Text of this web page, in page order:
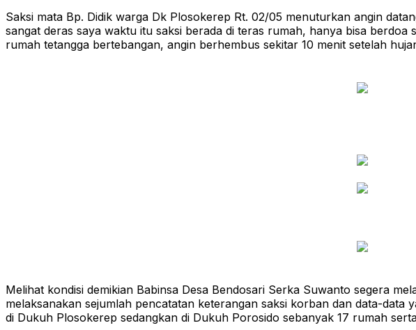
Saksi mata Bp. Didik warga Dk Plosokerep Rt. 02/05 menuturkan angin
sangat deras saya waktu itu saksi berada di teras rumah, hanya bisa
rumah tetangga bertebangan, angin berhembus sekitar 10 menit setelah
Melihat kondisi demikian Babinsa Desa Bendosari Serka Suwanto segera
melaksanakan sejumlah pencatatan keterangan saksi korban dan data-
di Dukuh Plosokerep sedangkan di Dukuh Porosido sebanyak 17 rumah